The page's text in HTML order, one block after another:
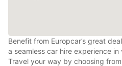
Benefit from Europcar’s great
a seamless car hire experience
Travel your way by choosing